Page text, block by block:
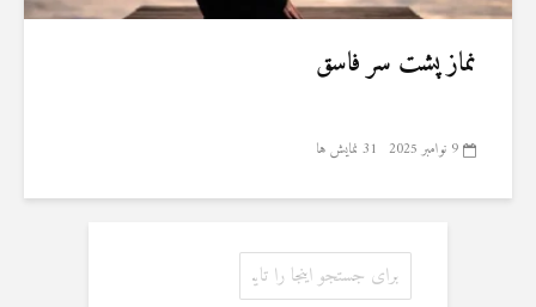
نماز پشت سر فاسق
9 نوامبر 2025 31 نمایش ها